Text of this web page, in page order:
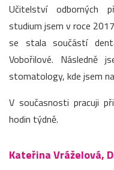
Učitelství odborných
studium jsem v roce
se stala součástí
Vobořilové. Následně
stomatology, kde jsem
V současnosti pracuji
hodin týdně.
Kateřina Vráželová,